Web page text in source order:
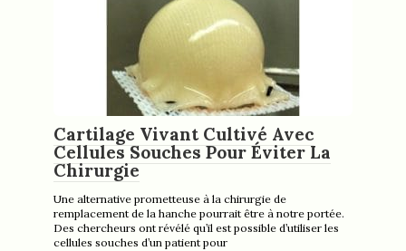
Cartilage Vivant Cultivé Avec
Cellules Souches Pour Éviter La
Chirurgie
Une alternative prometteuse à la chirurgie de
remplacement de la hanche pourrait être à notre portée.
Des chercheurs ont révélé qu’il est possible d’utiliser les
cellules souches d’un patient pour